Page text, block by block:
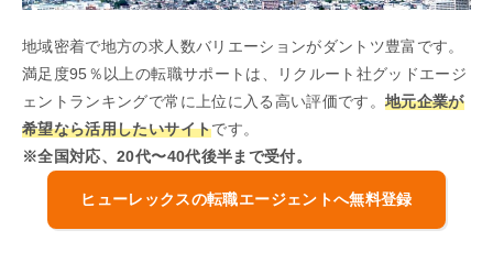
地域密着で地方の求人数バリエーションがダントツ豊富です。
満足度95％以上の転職サポートは、リクルート社グッドエージ
ェントランキングで常に上位に入る高い評価です。地元企業が
希望なら活用したいサイトです。
※全国対応、20代〜40代後半まで受付。
ヒューレックスの転職エージェントへ無料登録